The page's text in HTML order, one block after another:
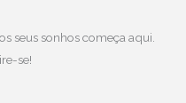
seus sonhos começa aqui.
se!